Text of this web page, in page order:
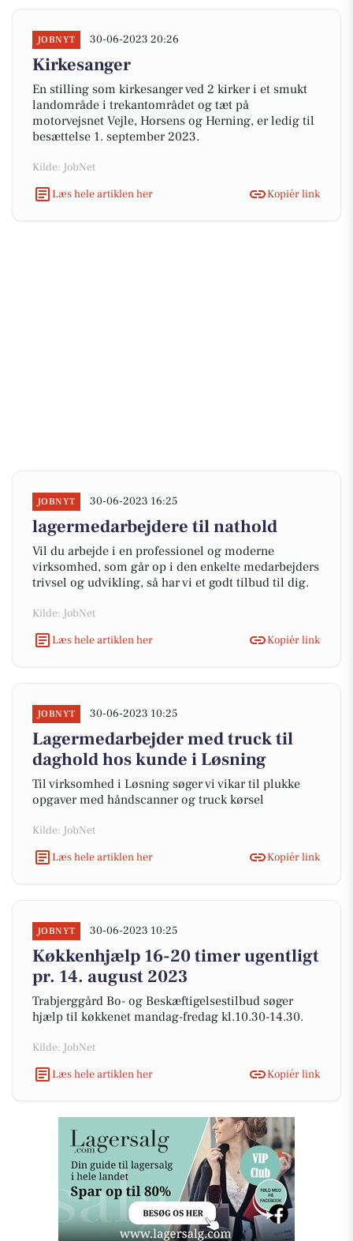
JOBNYT 30-06-2023 20:26
Kirkesanger
En stilling som kirkesanger ved 2 kirker i et smukt
landområde i trekantområdet og tæt på
motorvejsnet Vejle, Horsens og Herning, er ledig til
besættelse 1. september 2023.
Kilde: JobNet
Læs hele artiklen her
Kopiér link
JOBNYT 30-06-2023 16:25
lagermedarbejdere til nathold
Vil du arbejde i en professionel og moderne
virksomhed, som går op i den enkelte medarbejders
trivsel og udvikling, så har vi et godt tilbud til dig.
Kilde: JobNet
Læs hele artiklen her
Kopiér link
JOBNYT 30-06-2023 10:25
Lagermedarbejder med truck til
daghold hos kunde i Løsning
Til virksomhed i Løsning søger vi vikar til plukke
opgaver med håndscanner og truck kørsel
Kilde: JobNet
Læs hele artiklen her
Kopiér link
JOBNYT 30-06-2023 10:25
Køkkenhjælp 16-20 timer ugentligt
pr. 14. august 2023
Trabjerggård Bo- og Beskæftigelsestilbud søger
hjælp til køkkenet mandag-fredag kl.10.30-14.30.
Kilde: JobNet
Læs hele artiklen her
Kopiér link